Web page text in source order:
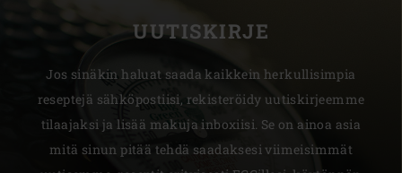
UUTISKIRJE
Jos sinäkin haluat saada kaikkein herkullisimpia
reseptejä sähköpostiisi, rekisteröidy uutiskirjeemme
tilaajaksi ja lisää makuja inboxiisi. Se on ainoa asia
mitä sinun pitää tehdä saadaksesi viimeisimmät